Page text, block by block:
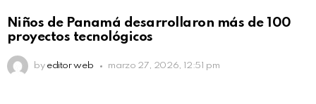
Niños de Panamá desarrollaron más de 100
proyectos tecnológicos
by editor web marzo 27, 2026, 12:51 pm